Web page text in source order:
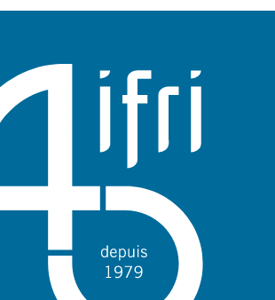
d'événements à Paris et à Bruxelles,